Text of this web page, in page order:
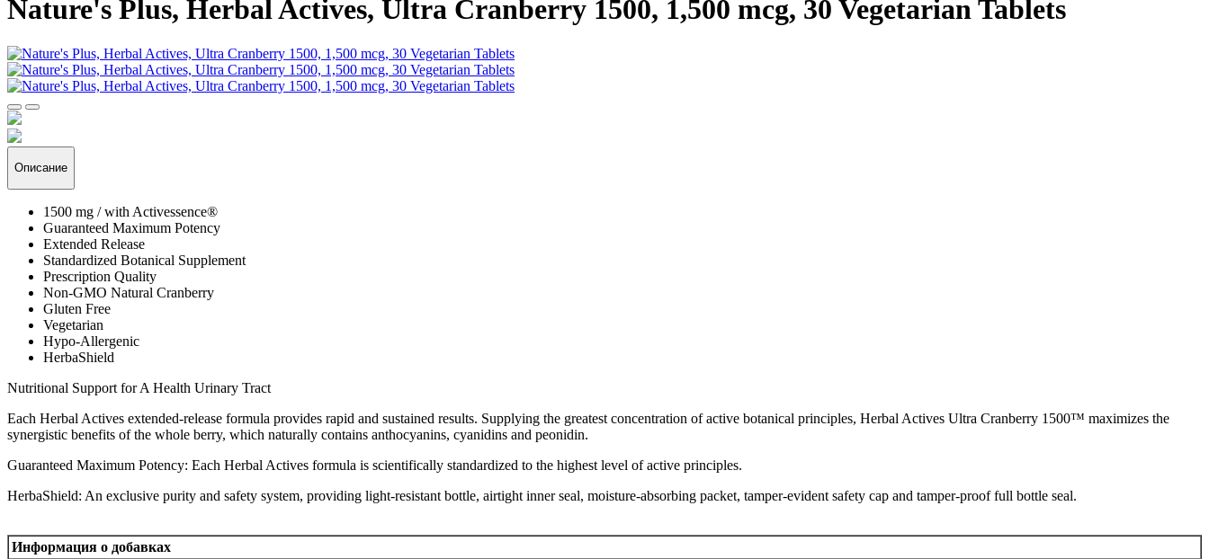
Nature's Plus, Herbal Actives, Ultra Cranberry 1500, 1,500 mcg, 30 Vegetarian Tablets
Описание
1500 mg / with Activessence®
Guaranteed Maximum Potency
Extended Release
Standardized Botanical Supplement
Prescription Quality
Non-GMO Natural Cranberry
Gluten Free
Vegetarian
Hypo-Allergenic
HerbaShield
Nutritional Support for A Health Urinary Tract
Each Herbal Actives extended-release formula provides rapid and sustained results. Supplying the greatest concentration of active botanical principles, Herbal Actives Ultra Cranberry 1500™ maximizes the
synergistic benefits of the whole berry, which naturally contains anthocyanins, cyanidins and peonidin.
Guaranteed Maximum Potency: Each Herbal Actives formula is scientifically standardized to the highest level of active principles.
HerbaShield: An exclusive purity and safety system, providing light-resistant bottle, airtight inner seal, moisture-absorbing packet, tamper-evident safety cap and tamper-proof full bottle seal.
Информация о добавках